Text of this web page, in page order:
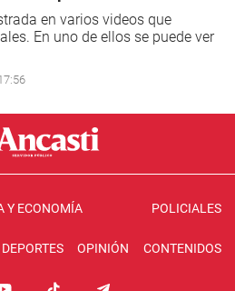
en varios videos que
En uno de ellos se puede ver
Y ECONOMÍA POLICIALES
DEPORTES OPINIÓN CONTENIDOS